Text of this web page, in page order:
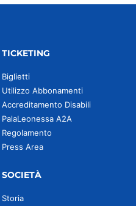
TICKETING
Biglietti
Utilizzo Abbonamenti
Accreditamento Disabili
PalaLeonessa A2A
Regolamento
Press Area
SOCIETÀ
Storia